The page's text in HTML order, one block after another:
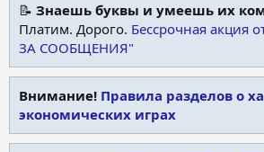
📝 Знаешь буквы и умеешь их
Платим. Дорого. Бессрочная акция
ЗА СООБЩЕНИЯ"
Внимание! Правила разделов о
экономических играх